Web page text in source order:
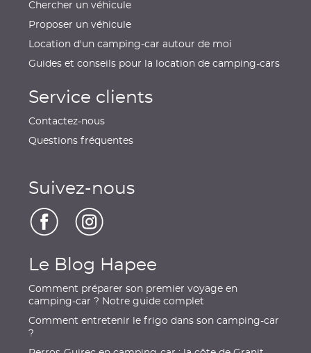
Chercher un véhicule
Proposer un véhicule
Location d'un camping-car autour de moi
Guides et conseils pour la location de camping-cars
Service clients
Contactez-nous
Questions fréquentes
Suivez-nous
Le Blog Hapee
Comment préparer son premier voyage en
camping-car ? Notre guide complet
Comment entretenir le frigo dans son camping-car
?